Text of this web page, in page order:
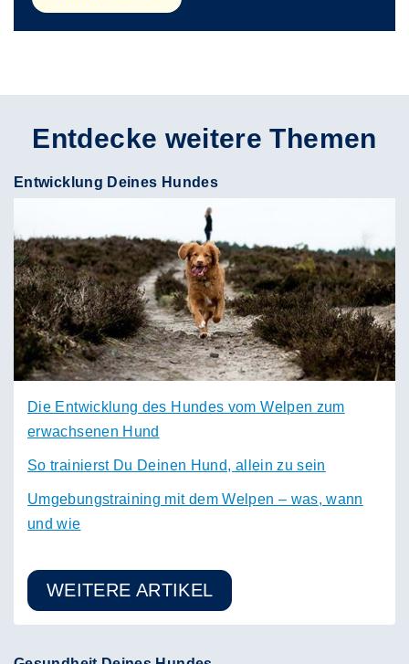
Entdecke weitere Themen
Entwicklung Deines Hundes
Die Entwicklung des Hundes vom Welpen zum
erwachsenen Hund
So trainierst Du Deinen Hund, allein zu sein
Umgebungstraining mit dem Welpen – was, wann
und wie
WEITERE ARTIKEL